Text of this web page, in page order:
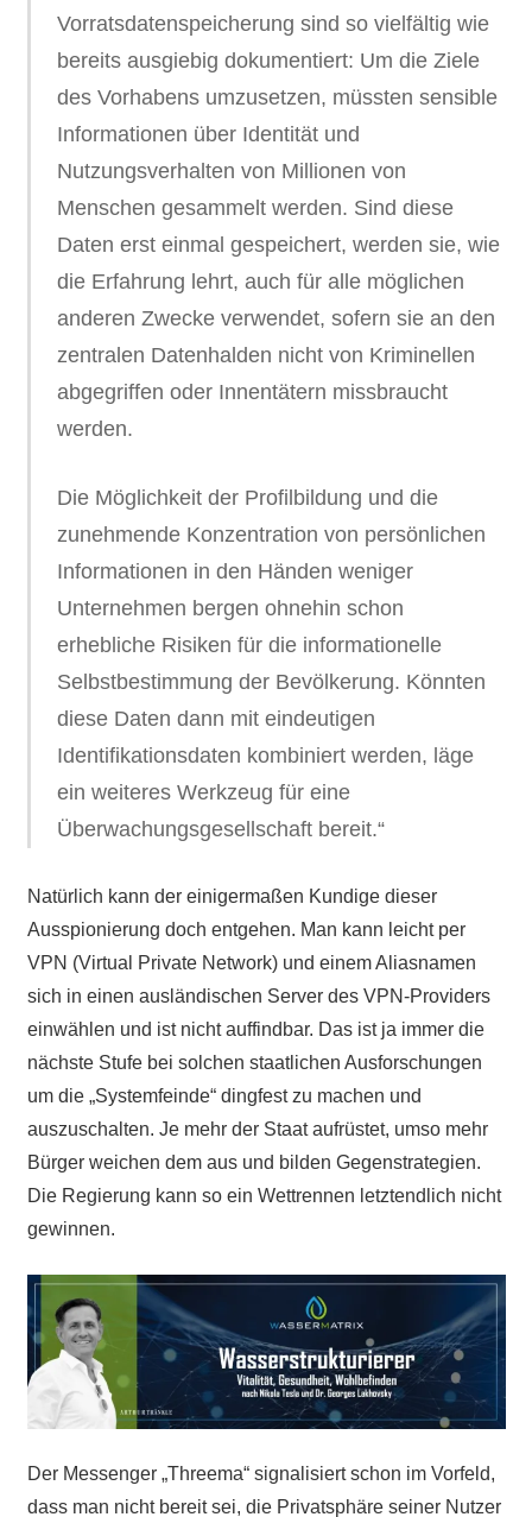
Vorratsdatenspeicherung sind so vielfältig wie
bereits ausgiebig dokumentiert: Um die Ziele
des Vorhabens umzusetzen, müssten sensible
Informationen über Identität und
Nutzungsverhalten von Millionen von
Menschen gesammelt werden. Sind diese
Daten erst einmal gespeichert, werden sie, wie
die Erfahrung lehrt, auch für alle möglichen
anderen Zwecke verwendet, sofern sie an den
zentralen Datenhalden nicht von Kriminellen
abgegriffen oder Innentätern missbraucht
werden.
Die Möglichkeit der Profilbildung und die
zunehmende Konzentration von persönlichen
Informationen in den Händen weniger
Unternehmen bergen ohnehin schon
erhebliche Risiken für die informationelle
Selbstbestimmung der Bevölkerung. Könnten
diese Daten dann mit eindeutigen
Identifikationsdaten kombiniert werden, läge
ein weiteres Werkzeug für eine
Überwachungsgesellschaft bereit.“
Natürlich kann der einigermaßen Kundige dieser
Ausspionierung doch entgehen. Man kann leicht per
VPN (Virtual Private Network) und einem Aliasnamen
sich in einen ausländischen Server des VPN-Providers
einwählen und ist nicht auffindbar. Das ist ja immer die
nächste Stufe bei solchen staatlichen Ausforschungen
um die „Systemfeinde“ dingfest zu machen und
auszuschalten. Je mehr der Staat aufrüstet, umso mehr
Bürger weichen dem aus und bilden Gegenstrategien.
Die Regierung kann so ein Wettrennen letztendlich nicht
gewinnen.
Der Messenger „Threema“ signalisiert schon im Vorfeld,
dass man nicht bereit sei, die Privatsphäre seiner Nutzer